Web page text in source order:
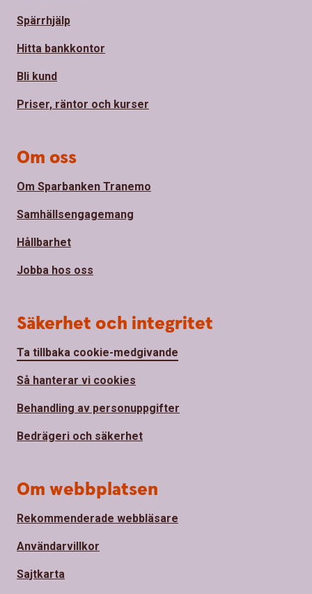
Spärrhjälp
Hitta bankkontor
Bli kund
Priser, räntor och kurser
Om oss
Om Sparbanken Tranemo
Samhällsengagemang
Hållbarhet
Jobba hos oss
Säkerhet och integritet
Ta tillbaka cookie-medgivande
Så hanterar vi cookies
Behandling av personuppgifter
Bedrägeri och säkerhet
Om webbplatsen
Rekommenderade webbläsare
Användarvillkor
Sajtkarta